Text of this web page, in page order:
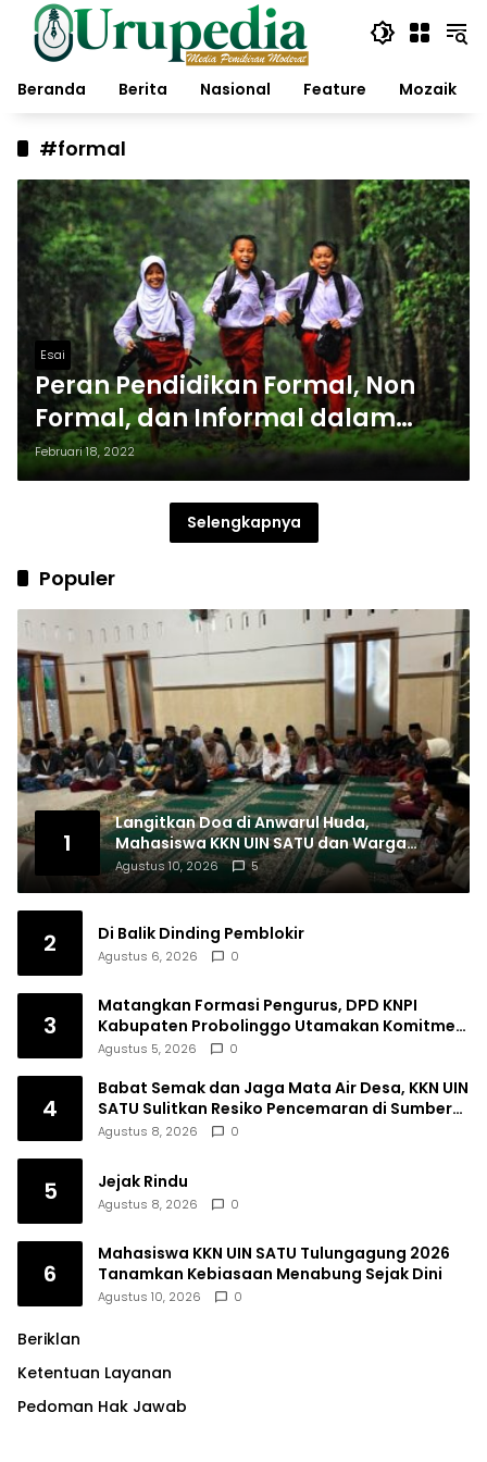
Langsung
konten
Beranda
Berita Nasional Feature Mozaik
#formal
Esai
Peran Pendidikan Formal, Non
Formal, dan Informal dalam
Membentuk Karakter Peserta
Didik
Februari 18, 2022
Selengkapnya
Populer
1
Langitkan Doa di Anwarul Huda,
Mahasiswa KKN UIN SATU dan Warga
Nglutung Gelar Istighosah dan Doa’
Bersama
Agustus 10, 2026 5
2 Di Balik Dinding Pemblokir
Agustus 6, 2026 0
3
Matangkan Formasi Pengurus, DPD KNPI
Kabupaten Probolinggo Utamakan Komitmen
dan Kinerja
Agustus 5, 2026 0
4
Babat Semak dan Jaga Mata Air Desa, KKN UIN
SATU Sulitkan Resiko Pencemaran di Sumber
Ngumbul
Agustus 8, 2026 0
5 Jejak Rindu
Agustus 8, 2026 0
6
Mahasiswa KKN UIN SATU Tulungagung 2026
Tanamkan Kebiasaan Menabung Sejak Dini
Agustus 10, 2026 0
Beriklan
Ketentuan Layanan
Pedoman Hak Jawab